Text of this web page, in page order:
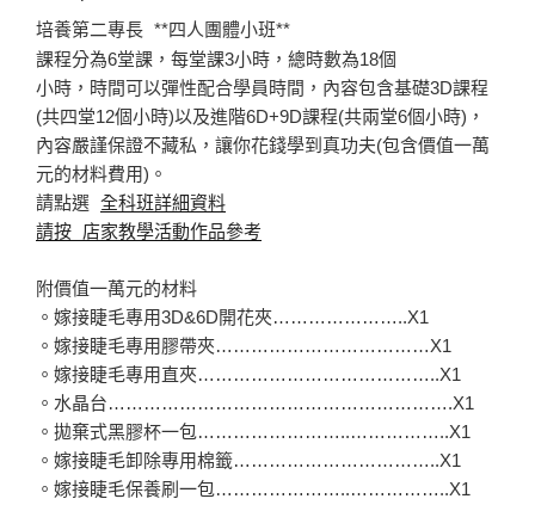
培養第二專長 **四人團體小班**
課程分為6堂課，每堂課3小時，總時數為18個
小時，時間可以彈性配合學員時間，內容包含基礎3D課程
(共四堂12個小時)以及進階6D+9D課程(共兩堂6個小時)，
內容嚴謹保證不藏私，讓你花錢學到真功夫(包含價值一萬
元的材料費用)。
請點選 全科班詳細資料
請按 店家教學活動作品參考
附價值一萬元的材料
。嫁接睫毛專用3D&6D開花夾…………………..X1
。嫁接睫毛專用膠帶夾………………………………X1
。嫁接睫毛專用直夾…………………………………..X1
。水晶台………………………………………………….X1
。拋棄式黑膠杯一包……………………..……………..X1
。嫁接睫毛卸除專用棉籤……………………………..X1
。嫁接睫毛保養刷一包…………………..……………..X1